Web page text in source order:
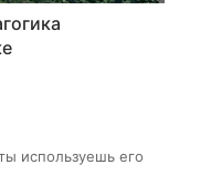
используешь его